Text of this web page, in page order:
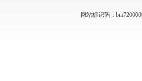
网站标识码：